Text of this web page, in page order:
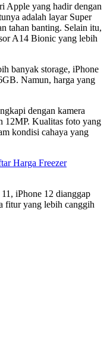
Apple yang hadir dengan
adalah layar Super
tahan banting. Selain itu,
A14 Bionic yang lebih
banyak storage, iPhone
Namun, harga yang
dengan kamera
12MP. Kualitas foto yang
kondisi cahaya yang
Harga Freezer
iPhone 12 dianggap
fitur yang lebih canggih